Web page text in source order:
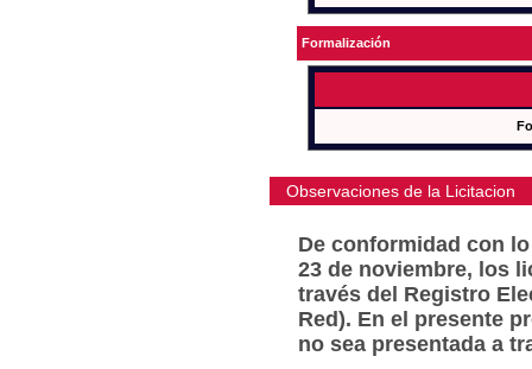
Formalización
Observaciones de la Licitacion
De conformidad con
23 de noviembre, los
través del Registro
Red). En el presente
no sea presentada a